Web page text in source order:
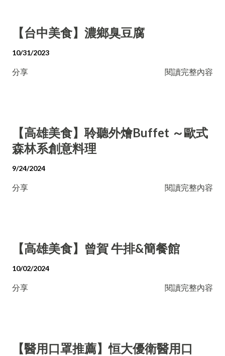
【台中美食】濃鄉臭豆腐
10/31/2023
分享 閱讀完整內容
【高雄美食】聆聽外燴Buffet ～歐式
森林系創意料理
9/24/2024
分享 閱讀完整內容
【高雄美食】曾賀 牛排&簡餐館
10/02/2024
分享 閱讀完整內容
【醫用口罩推薦】恒大優衛醫用口